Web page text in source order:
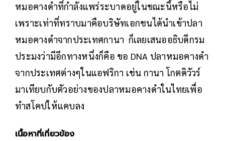
หมอคางดำที่กำลังแพร่ระบาดอยู่ในขณะนี้หรือไม่
เพราะเท่าที่ทราบมาคือบริษัทเอกชนได้นำเข้าปลา
หมอคางดำจากประเทศกานา ก็เลยเสนออธิบดีกรม
ประมงว่ามีอีกทางหนึ่งก็คือ ขอ DNA ปลาหมอคางดำ
จากประเทศต่างๆในแอฟริกา เช่น กานา โกตดิวัวร์
มาเทียบกับตัวอย่างของปลาหมอคางดำในไทยเพื่อ
ทำสโคปให้แคบลง
เนื้อหาที่เกี่ยวข้อง